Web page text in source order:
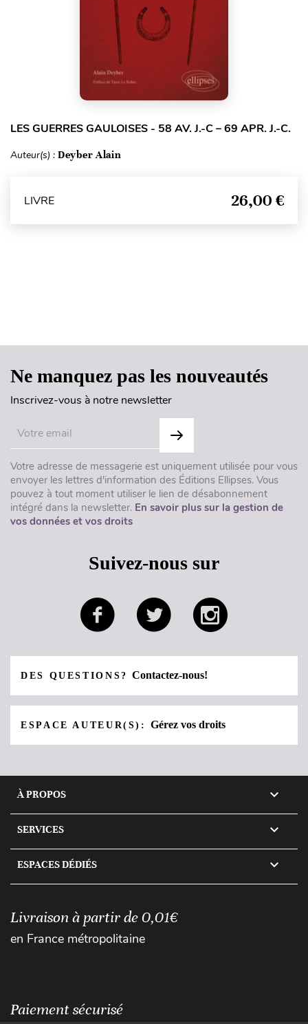
LES GUERRES GAULOISES - 58 AV. J.-C – 69 APR. J.-C.
Auteur(s) : Deyber Alain
LIVRE 26,00 €
Ne manquez pas les nouveautés
Inscrivez-vous à notre newsletter
Votre adresse de messagerie est uniquement utilisée pour vous
envoyer les lettres d'information des Éditions Ellipses. Vous
pouvez à tout moment utiliser le lien de désabonnement
intégré dans la newsletter. En savoir plus sur la gestion de
vos données et vos droits
Suivez-nous sur
DES QUESTIONS?Contactez-nous!
ESPACE AUTEUR(S):Gérez vos droits
À PROPOS 
SERVICES 
ESPACES DÉDIÉS 
Livraison à partir de 0,01€
en France métropolitaine
Paiement sécurisé